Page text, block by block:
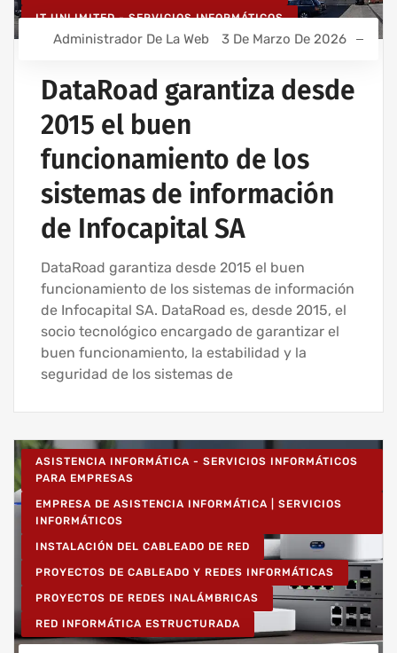
IT UNLIMITED - SERVICIOS INFORMÁTICOS
MANTENIMIENTO INFORMÁTICO PARA EMPRESAS
Administrador De La Web 3 De Marzo De 2026
DataRoad garantiza desde
2015 el buen
funcionamiento de los
sistemas de información
de Infocapital SA
DataRoad garantiza desde 2015 el buen
funcionamiento de los sistemas de información
de Infocapital SA. DataRoad es, desde 2015, el
socio tecnológico encargado de garantizar el
buen funcionamiento, la estabilidad y la
seguridad de los sistemas de
ASISTENCIA INFORMÁTICA - SERVICIOS INFORMÁTICOS
PARA EMPRESAS
EMPRESA DE ASISTENCIA INFORMÁTICA | SERVICIOS
INFORMÁTICOS
INSTALACIÓN DEL CABLEADO DE RED
PROYECTOS DE CABLEADO Y REDES INFORMÁTICAS
PROYECTOS DE REDES INALÁMBRICAS
RED INFORMÁTICA ESTRUCTURADA